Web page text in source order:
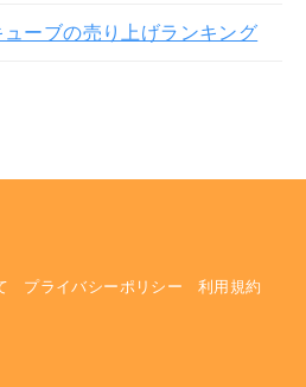
ーブの売り上げランキング
プライバシーポリシー 利用規約